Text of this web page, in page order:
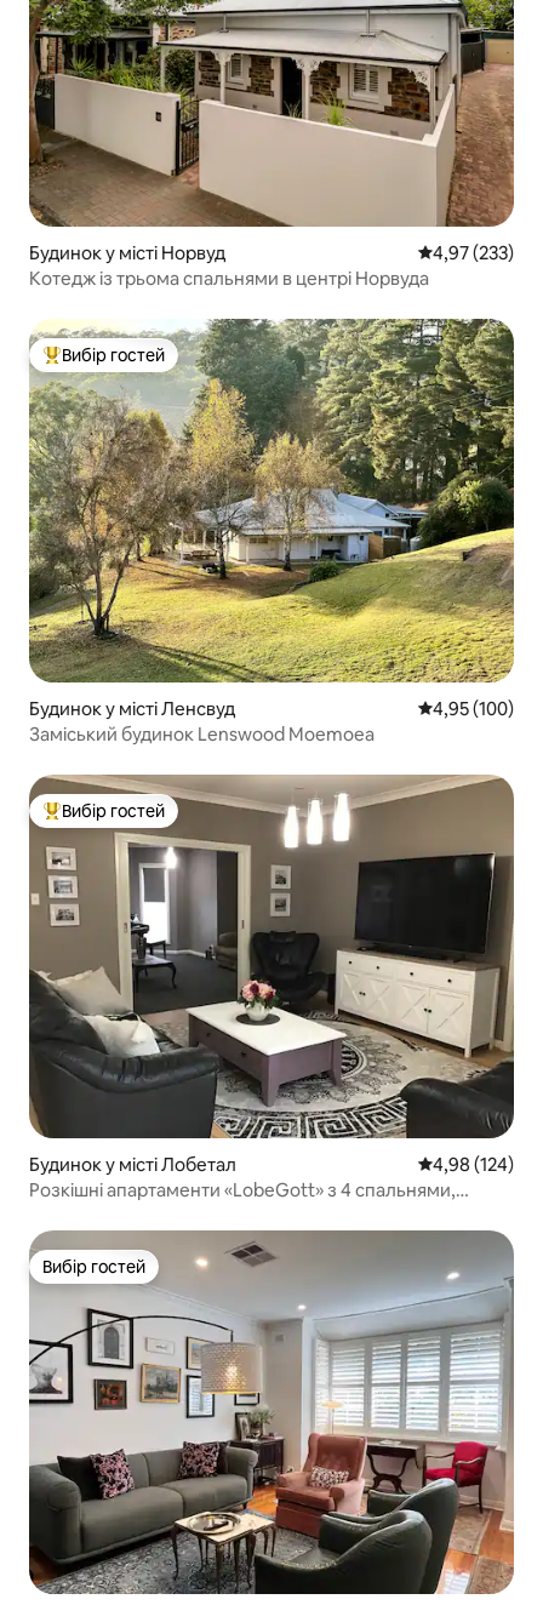
Будинок у місті Норвуд Середня
4,97 (233)
Котедж із трьома спальнями в центрі Норвуда
Топ вибір гостей
Вибір гостей
Будинок у місті Ленсвуд Середня
4,95 (100)
Заміський будинок Lenswood Moemoea
Топ вибір гостей
Вибір гостей
Будинок у місті Лобетал Середня
4,98 (124)
Розкішні апартаменти «LobeGott» з 4 спальнями,
Вибір гостей
Вибір гостей